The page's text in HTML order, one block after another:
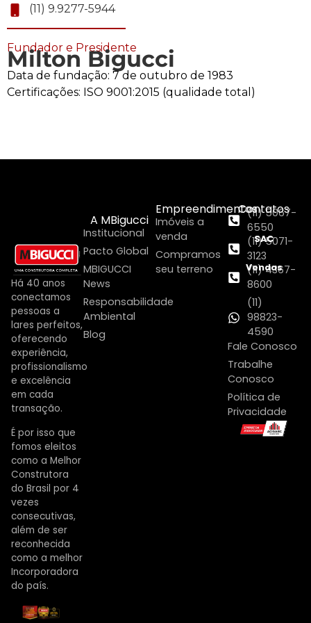
(11) 9.9277-5944
Fundador e Presidente
Milton Bigucci
Data de fundação: 7 de outubro de 1983
Certificações: ISO 9001:2015 (qualidade total)
Há 40 anos
conectamos
pessoas a
lares perfeitos,
oferecendo
experiência,
profissionalismo
e excelência
em cada
transação.
É por isso que
fomos eleitos
como a Melhor
Construtora
do Brasil por 4
vezes
consecutivas,
além de ser
reconhecida
como a melhor
Incorporadora
do país.
A MBigucci
Institucional
Pacto Global
MBIGUCCI
News
Responsabilidade
Ambiental
Blog
Empreendimentos
Imóveis a
venda
Compramos
seu terreno
Contatos
(11) 5067-
6550
SAC
(11) 5071-
3123
Vendas
(11) 4367-
8600
(11)
98823-
4590
Fale Conosco
Trabalhe
Conosco
Política de
Privacidade